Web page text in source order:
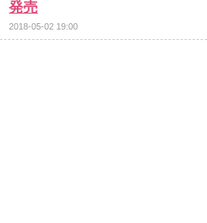
発売
2018-05-02 19:00